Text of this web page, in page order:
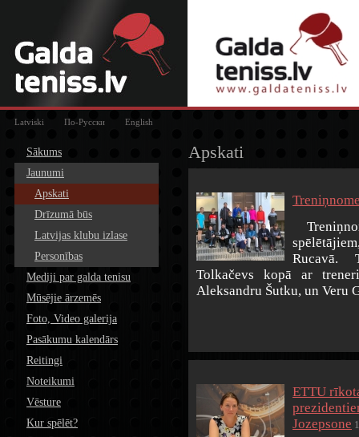
Latviski По-Русски English
Sākums
Jaunumi
Apskati
Drīzumā būs
Latvijas klubu izlase
Personības
Mediji par galda tenisu
Mūsējie ārzemēs
Foto, Video galerija
Pasākumu kalendārs
Reitingi
Noteikumi
Vēsture
Kur spēlēt?
Apskati
Rucavā.
Tolkačevs kopā ar
Aleksandru Šutku, un Veru
ETTU
Jozepsone